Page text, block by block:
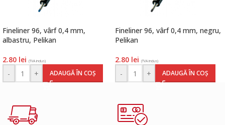
Fineliner 96, vârf 0,4 mm,
albastru, Pelikan
2.80 lei (TVA inclus)
- + ADAUGĂ ÎN COȘ
Fineliner 96, vârf 0,4 mm, negru,
Pelikan
2.80 lei (TVA inclus)
- + ADAUGĂ ÎN COȘ